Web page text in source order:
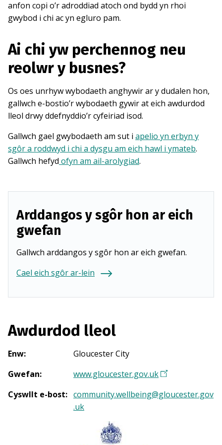
anfon copi o’r adroddiad atoch ond bydd yn rhoi
gwybod i chi ac yn egluro pam.
Ai chi yw perchennog neu
reolwr y busnes?
Os oes unrhyw wybodaeth anghywir ar y dudalen hon,
gallwch e-bostio’r wybodaeth gywir at eich awdurdod
lleol drwy ddefnyddio’r cyfeiriad isod.
Gallwch gael gwybodaeth am sut i apelio yn erbyn y
sgôr a roddwyd i chi a dysgu am eich hawl i ymateb.
Gallwch hefyd ofyn am ail-arolygiad.
Arddangos y sgôr hon ar eich
gwefan
Gallwch arddangos y sgôr hon ar eich gwefan.
Cael eich sgôr ar-lein
Awdurdod lleol
Enw:
Gloucester City
Gwefan: www.gloucester.gov.uk(
n
Cyswllt e-bost: community.wellbeing@gloucester.gov
.uk